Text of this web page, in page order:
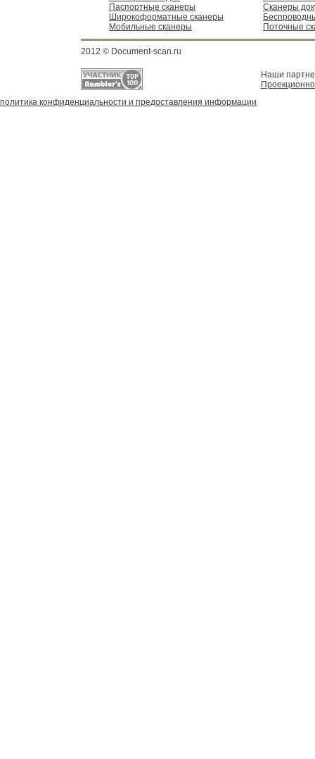
Паспортные сканеры
Широкоформатные сканеры
Мобильные сканеры
Сканеры
Поточные
2012 © Document-scan.ru
Наши
политика конфиденциальности и предоставления информации